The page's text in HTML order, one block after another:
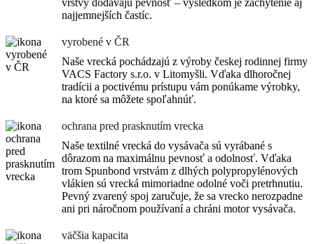
najjemnejších častíc.
vyrobené v ČR
Naše vrecká pochádzajú z výroby českej rodinnej firmy
VACS Factory s.r.o. v Litomyšli. Vďaka dlhoročnej
tradícii a poctivému prístupu vám ponúkame výrobky,
na ktoré sa môžete spoľahnúť.
ochrana pred prasknutím vrecka
Naše textilné vrecká do vysávača sú vyrábané s
dôrazom na maximálnu pevnosť a odolnosť. Vďaka
trom Spunbond vrstvám z dlhých polypropylénových
vlákien sú vrecká mimoriadne odolné voči pretrhnutiu.
Pevný zvarený spoj zaručuje, že sa vrecko nerozpadne
ani pri náročnom používaní a chráni motor vysávača.
väčšia kapacita